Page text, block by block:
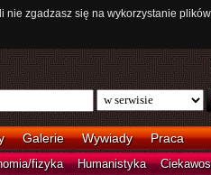
zgadzasz się na wykorzystanie
Galerie Wywiady Praca
fizyka Humanistyka